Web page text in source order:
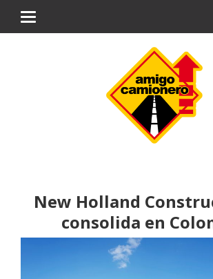
New Holland
consolida en